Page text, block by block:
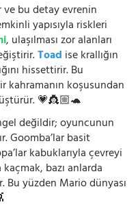
bu detay evrenin
yapısıyla riskleri
, ulaşılması zor alanları
Toad ise krallığın
hissettirir. Bu
kahramanın koşusundan
💗👸🏼🐢
değildir; oyuncunun
Goomba’lar basit
kabuklarıyla çevreyi
bazı anlarda
yüzden Mario dünyası